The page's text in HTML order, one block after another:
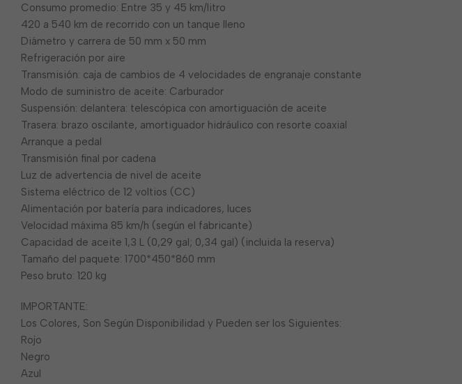
Consumo promedio: Entre 35 y 45 km/litro
420 a 540 km de recorrido con un tanque lleno
Diámetro y carrera de 50 mm x 50 mm
Refrigeración por aire
Transmisión: caja de cambios de 4 velocidades de engranaje constante
Modo de suministro de aceite: Carburador
Suspensión: delantera: telescópica con amortiguación de aceite
Trasera: brazo oscilante, amortiguador hidráulico con resorte coaxial
Arranque a pedal
Transmisión final por cadena
Luz de advertencia de nivel de aceite
Sistema eléctrico de 12 voltios (CC)
Alimentación por batería para indicadores, luces
Velocidad máxima 85 km/h (según el fabricante)
Capacidad de aceite 1,3 L (0,29 gal; 0,34 gal) (incluida la reserva)
Tamaño del paquete: 1700*450*860 mm
Peso bruto: 120 kg
IMPORTANTE:
Los Colores, Son Según Disponibilidad y Pueden ser los Siguientes:
Rojo
Negro
Azul